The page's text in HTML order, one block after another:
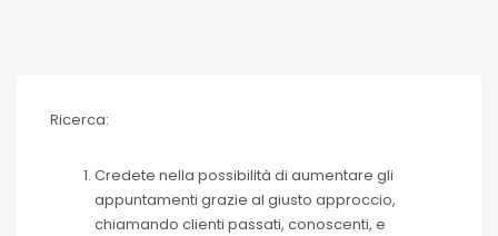
Ricerca:
Credete nella possibilità di aumentare gli
appuntamenti grazie al giusto approccio,
chiamando clienti passati, conoscenti, e